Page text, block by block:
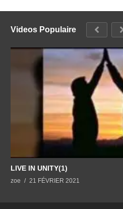
Videos Populaire
LIVE IN UNITY(1)
zoe 21 FÉVRIER 2021